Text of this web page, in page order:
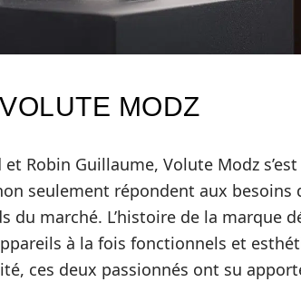
MODZ
Robin Guillaume, Volute Modz
seulement répondent aux besoins
du marché. L’histoire de la marque
à la fois fonctionnels et
ces deux passionnés ont su